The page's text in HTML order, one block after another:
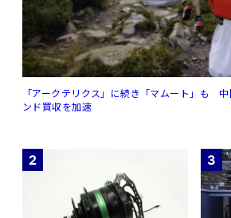
「アークテリクス」に続き「マムート」も
ンド買収を加速
2 3